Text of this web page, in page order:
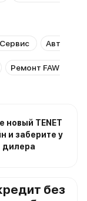
Авто
Ремонт FAW
новый TENET
и заберите у
дилера
без